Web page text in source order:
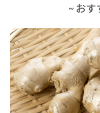
~おす